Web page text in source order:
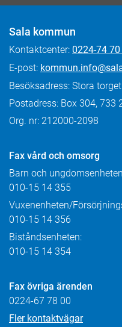
Sala kommun
Kontaktcenter: 0224-74 70
E-post:
Besöksadress: Stora
Postadress: Box 304, 733
Org. nr: 212000-2098
Fax vård och omsorg
Barn och
010-15 14 355
Vuxenenheten/
010-15 14 356
Biståndsenheten:
010-15 14 354
Fax övriga ärenden
0224-67 78 00
Fler kontaktvägar